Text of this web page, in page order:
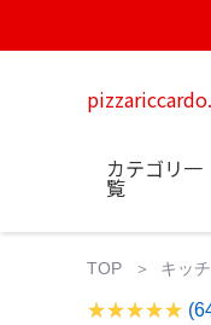
カテゴリ一
覧
TOP キッ